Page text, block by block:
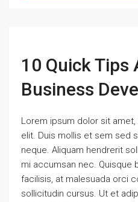
10 Quick Tips
Business
Lorem ipsum dolor sit
elit. Duis mollis et sem sed
neque. Aliquam hendrerit
mi accumsan nec. Quisque
facilisis, at malesuada orci
sollicitudin cursus. Ut et